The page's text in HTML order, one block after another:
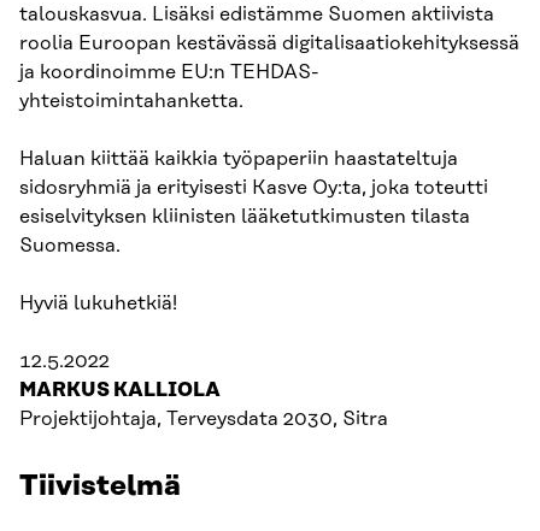
talouskasvua. Lisäksi edistämme Suomen aktiivista
roolia Euroopan kestävässä digitalisaatiokehityksessä
ja koordinoimme EU:n TEHDAS-
yhteistoimintahanketta.
Haluan kiittää kaikkia työpaperiin haastateltuja
sidosryhmiä ja erityisesti Kasve Oy:ta, joka toteutti
esiselvityksen kliinisten lääketutkimusten tilasta
Suomessa.
Hyviä lukuhetkiä!
12.5.2022
MARKUS KALLIOLA
Projektijohtaja, Terveysdata 2030, Sitra
Tiivistelmä